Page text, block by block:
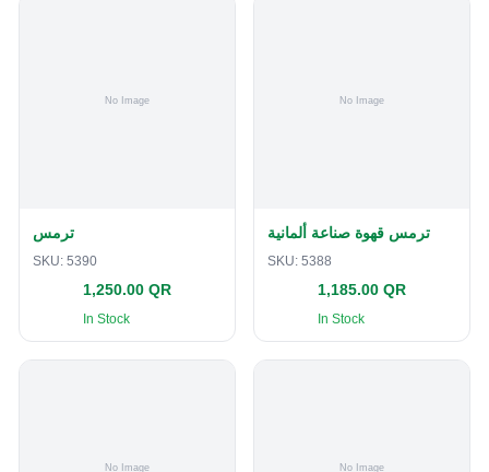
ترمس
SKU: 5390
1,250.00 QR
In Stock
ترمس قهوة صناعة ألمانية
SKU: 5388
1,185.00 QR
In Stock